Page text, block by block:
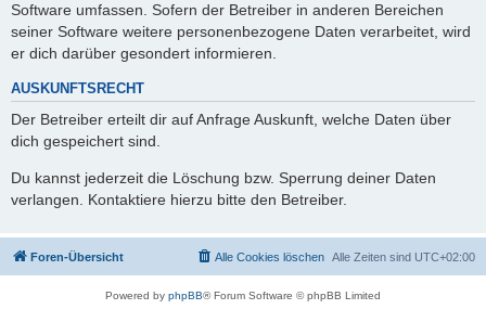
Software umfassen. Sofern der Betreiber in anderen Bereichen
seiner Software weitere personenbezogene Daten verarbeitet, wird
er dich darüber gesondert informieren.
AUSKUNFTSRECHT
Der Betreiber erteilt dir auf Anfrage Auskunft, welche Daten über
dich gespeichert sind.
Du kannst jederzeit die Löschung bzw. Sperrung deiner Daten
verlangen. Kontaktiere hierzu bitte den Betreiber.
Foren-Übersicht Alle Zeiten sind UTC+02:00
Alle Cookies löschen
Powered by phpBB® Forum Software © phpBB Limited